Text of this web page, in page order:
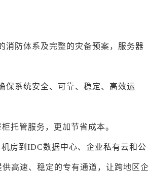
消防体系及完整的灾备预案，服务器
保系统安全、可靠、稳定、高效运
托管服务，更加节省成本。
房到IDC数据中心、企业私有云和公
高速、稳定的专有通道，让跨地区企